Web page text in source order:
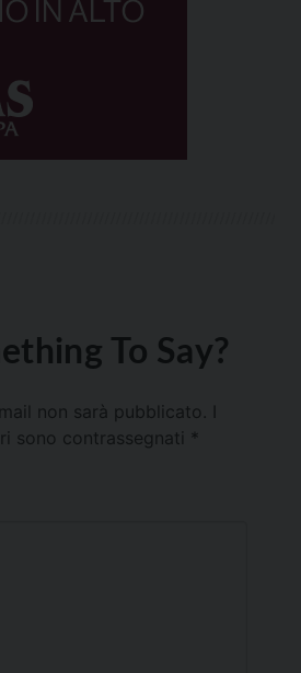
To Say?
non sarà pubblicato.
sono contrassegnati *